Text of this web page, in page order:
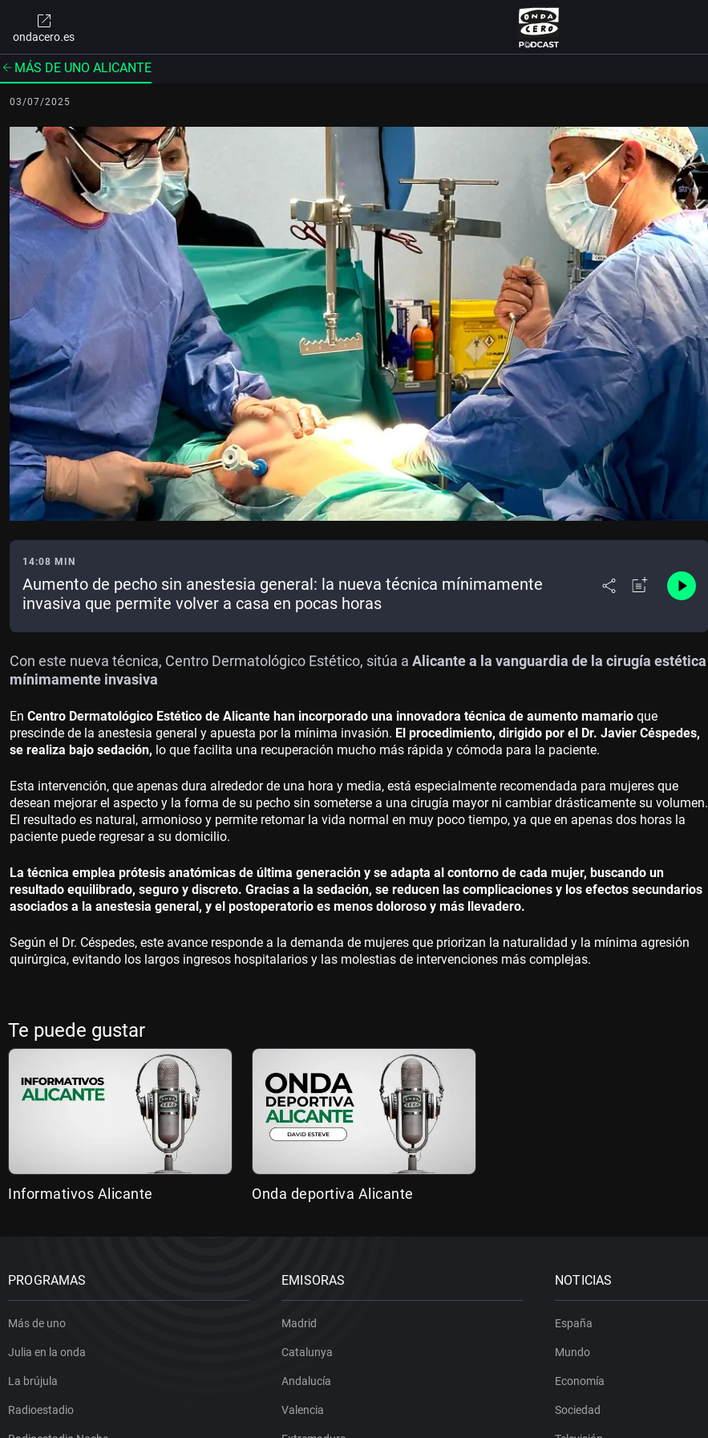
ondacero.es
MÁS DE UNO ALICANTE
03/07/2025
14:08 MIN
Aumento de pecho sin anestesia general: la nueva técnica mínimamente
invasiva que permite volver a casa en pocas horas
Con este nueva técnica, Centro Dermatológico Estético, sitúa a Alicante a la vanguardia de la cirugía estética
mínimamente invasiva
En Centro Dermatológico Estético de Alicante han incorporado una innovadora técnica de aumento mamario que
prescinde de la anestesia general y apuesta por la mínima invasión. El procedimiento, dirigido por el Dr. Javier Céspedes,
se realiza bajo sedación, lo que facilita una recuperación mucho más rápida y cómoda para la paciente.
Esta intervención, que apenas dura alrededor de una hora y media, está especialmente recomendada para mujeres que
desean mejorar el aspecto y la forma de su pecho sin someterse a una cirugía mayor ni cambiar drásticamente su volumen.
El resultado es natural, armonioso y permite retomar la vida normal en muy poco tiempo, ya que en apenas dos horas la
paciente puede regresar a su domicilio.
La técnica emplea prótesis anatómicas de última generación y se adapta al contorno de cada mujer, buscando un
resultado equilibrado, seguro y discreto. Gracias a la sedación, se reducen las complicaciones y los efectos secundarios
asociados a la anestesia general, y el postoperatorio es menos doloroso y más llevadero.
Según el Dr. Céspedes, este avance responde a la demanda de mujeres que priorizan la naturalidad y la mínima agresión
quirúrgica, evitando los largos ingresos hospitalarios y las molestias de intervenciones más complejas.
Te puede gustar
Informativos Alicante Onda deportiva Alicante
PROGRAMAS
Más de uno
Julia en la onda
La brújula
Radioestadio
EMISORAS
Madrid
Catalunya
Andalucía
Valencia
NOTICIAS
España
Mundo
Economía
Sociedad